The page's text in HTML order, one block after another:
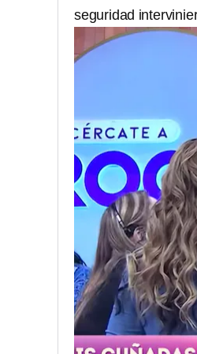
seguridad